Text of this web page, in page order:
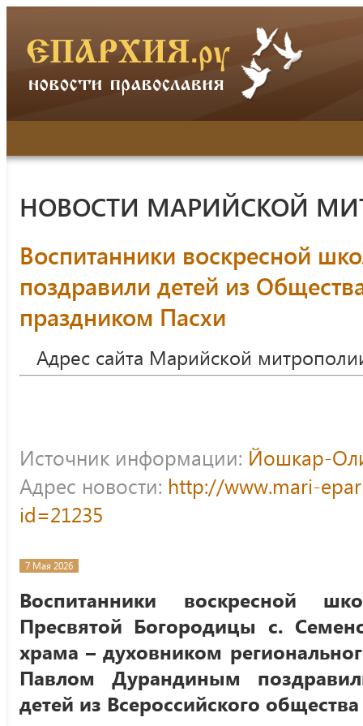
НОВОСТИ МАРИЙСКОЙ
Воспитанники воскресной
поздравили детей из
праздником Пасхи
Адрес сайта Марийской
Источник информации: Йошкар-
Адрес новости: http://www.mari-
id=21235
7 Мая 2026
Воспитанники воскресной
Пресвятой Богородицы с.
храма – духовником
Павлом Дурандиным
детей из Всероссийского